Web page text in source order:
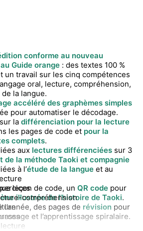
conforme au nouveau
Guide orange : des textes 100 %
un travail sur les cinq compétences
oral, lecture, compréhension,
la langue.
accéléré des graphèmes simples
pour automatiser le décodage.
la différenciation pour la lecture
les pages de code et pour la
complets.
aux lectures différenciées sur 3
à l’étude de la langue et au
leçon de code, un QR code pour
illustrée de l’histoire de Taoki.
l’année, des pages de révision pour
et l’apprentissage spiralaire.
de la méthode Taoki et compagnie
compréhension